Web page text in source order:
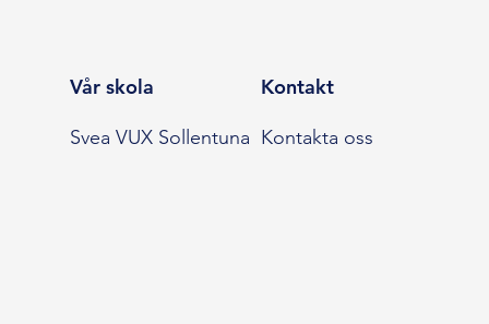
Vår skola
Svea VUX Sollentuna
Kontakt
Kontakta oss